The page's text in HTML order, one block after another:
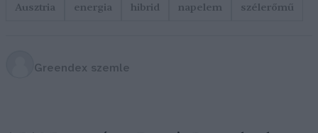
Ausztria energia hibrid napelem szélerőmű
Greendex szemle